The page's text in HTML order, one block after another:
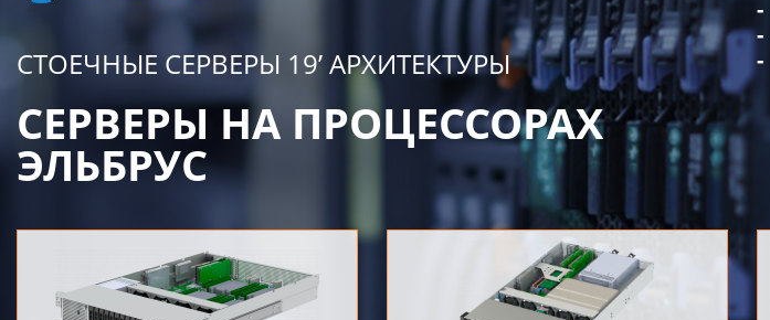
СТОЕЧНЫЕ СЕРВЕРЫ 19’ АРХИТЕКТУРЫ
СЕРВЕРЫ НА ПРОЦЕССОРАХ
ЭЛЬБРУС